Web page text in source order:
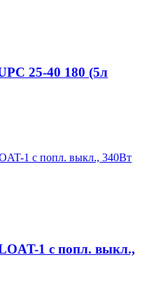
25-40 180 (5л
1 с попл. выкл.,